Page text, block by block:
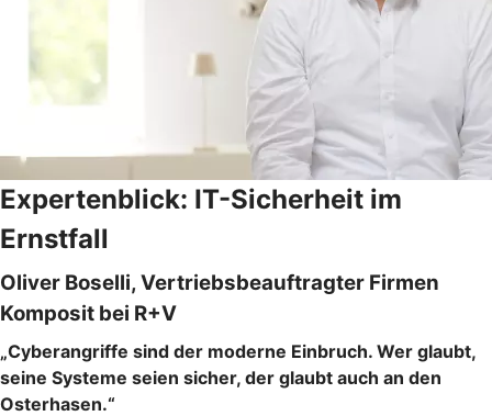
Expertenblick: IT-Sicherheit im
Ernstfall
Oliver Boselli, Vertriebsbeauftragter Firmen
Komposit bei R+V
„Cyberangriffe sind der moderne Einbruch. Wer glaubt,
seine Systeme seien sicher, der glaubt auch an den
Osterhasen.“